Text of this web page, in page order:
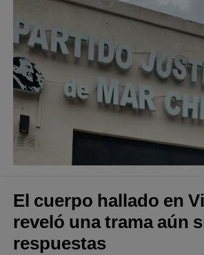
El cuerpo hallado en
reveló una trama aún
respuestas